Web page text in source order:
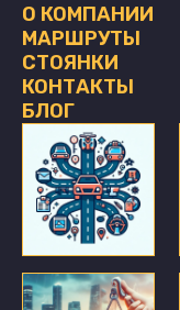
О КОМПАНИИ
МАРШРУТЫ
СТОЯНКИ
КОНТАКТЫ
БЛОГ